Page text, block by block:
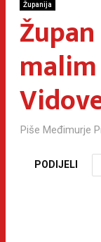
Županija
Piše Međimurje
PODIJELI